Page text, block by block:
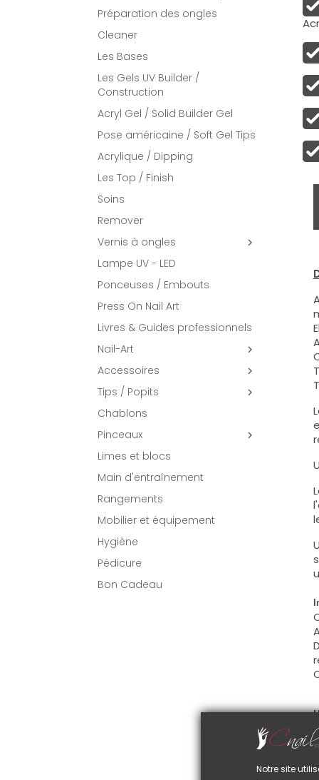
Préparation des ongles
Cleaner
Les Bases
Les Gels UV Builder /
Construction
Acryl Gel / Solid Builder Gel
Pose américaine / Soft Gel Tips
Acrylique / Dipping
Les Top / Finish
Soins
Remover
Vernis à ongles

Lampe UV - LED
Ponceuses / Embouts
Press On Nail Art
Livres & Guides professionnels
Nail-Art

Accessoires 
Tips / Popits 
Chablons
Pinceaux

Limes et blocs
Main d'entraînement
Rangements
Mobilier et équipement
Hygiène
Pédicure
Bon Cadeau
Notre site